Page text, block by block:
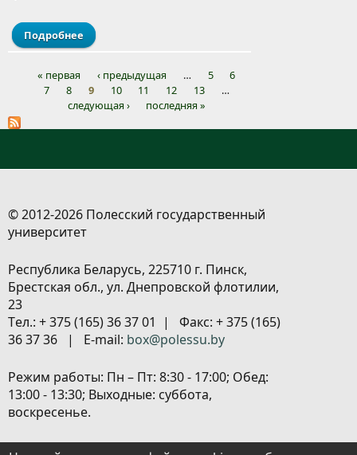
Подробнее о Студенты ПолесГУ – активные участники
профориентационной работы в школах Бреста
Страницы
« первая ‹ предыдущая … 5
6
7
8 9 10 11 12 13
…
следующая ›
последняя »
© 2012-2026 Полесский государственный
университет
Республика Беларусь, 225710 г. Пинск,
Брестская обл., ул. Днепровской флотилии,
23
Tел.: + 375 (165) 36 37 01 | Факс: + 375 (165)
36 37 36 | E-mail: box@polessu.by
Режим работы: Пн – Пт: 8:30 - 17:00; Обед:
13:00 - 13:30; Выходные: суббота,
воскресенье.
Расположение объектов | Политика